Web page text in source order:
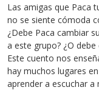
Las amigas que Paca
no se siente cómoda
¿Debe Paca cambiar
a este grupo? ¿O
Este cuento nos
hay muchos lugares
aprender a escuchar a